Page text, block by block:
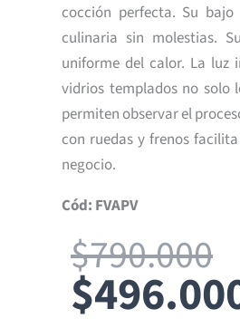
cocción perfecta. Su
culinaria sin molestias.
uniforme del calor. La luz
vidrios templados no solo
permiten observar el
con ruedas y frenos
negocio.
Cód: FVAPV
$790.000
$